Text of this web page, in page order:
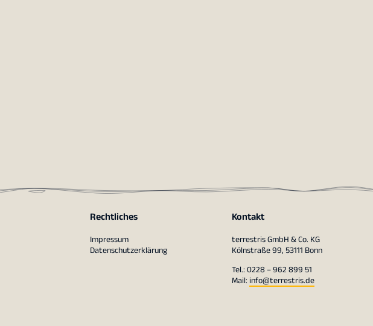
Rechtliches
Impressum
Datenschutzerklärung
Kontakt
terrestris GmbH & Co. KG
Kölnstraße 99, 53111 Bonn
Tel.: 0228 – 962 899 51
Mail:info@terrestris.de